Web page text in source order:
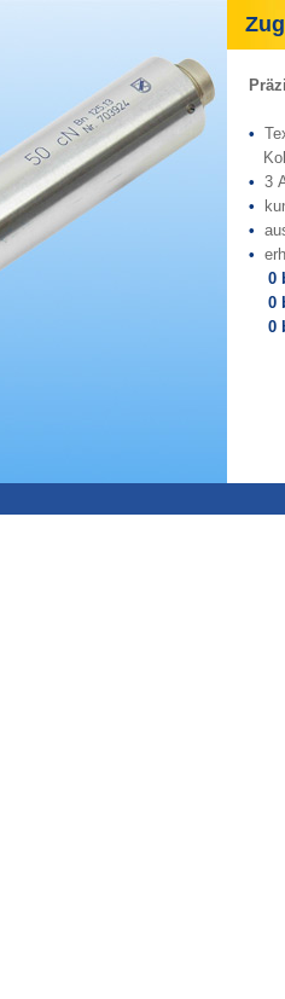
•
• 3
•
•
•
0
0
0